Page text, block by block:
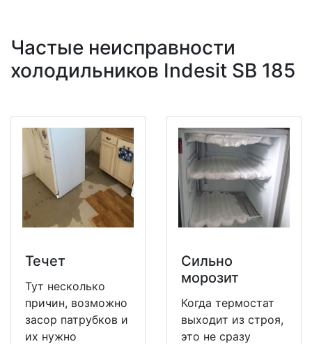
Частые неисправности
холодильников Indesit SB 185
Течет
Тут несколько
причин, возможно
засор патрубков и
их нужно
Сильно
морозит
Когда термостат
выходит из строя,
это не сразу